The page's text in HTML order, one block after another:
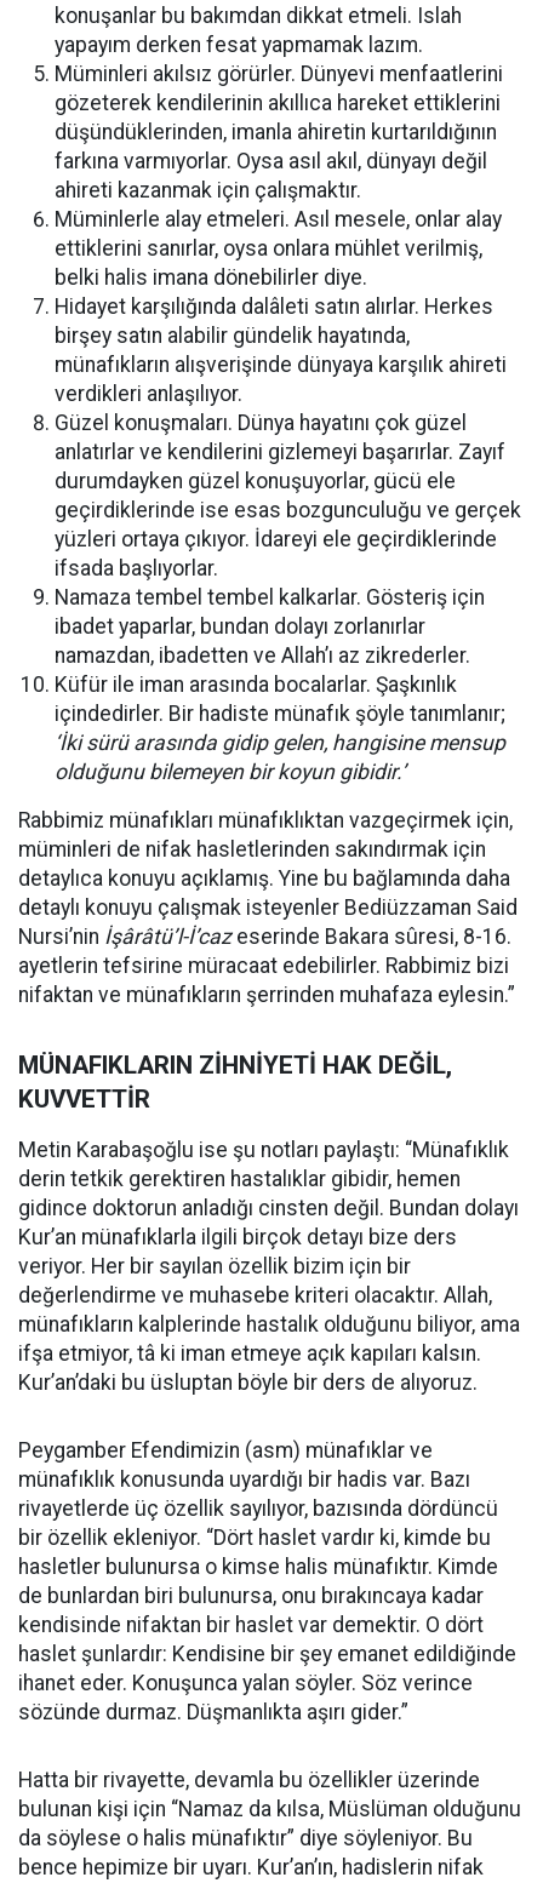
konuşanlar bu bakımdan dikkat etmeli. Islah
yapayım derken fesat yapmamak lazım.
Müminleri akılsız görürler. Dünyevi menfaatlerini
gözeterek kendilerinin akıllıca hareket ettiklerini
düşündüklerinden, imanla ahiretin kurtarıldığının
farkına varmıyorlar. Oysa asıl akıl, dünyayı değil
ahireti kazanmak için çalışmaktır.
Müminlerle alay etmeleri. Asıl mesele, onlar alay
ettiklerini sanırlar, oysa onlara mühlet verilmiş,
belki halis imana dönebilirler diye.
Hidayet karşılığında dalâleti satın alırlar. Herkes
birşey satın alabilir gündelik hayatında,
münafıkların alışverişinde dünyaya karşılık ahireti
verdikleri anlaşılıyor.
Güzel konuşmaları. Dünya hayatını çok güzel
anlatırlar ve kendilerini gizlemeyi başarırlar. Zayıf
durumdayken güzel konuşuyorlar, gücü ele
geçirdiklerinde ise esas bozgunculuğu ve gerçek
yüzleri ortaya çıkıyor. İdareyi ele geçirdiklerinde
ifsada başlıyorlar.
Namaza tembel tembel kalkarlar. Gösteriş için
ibadet yaparlar, bundan dolayı zorlanırlar
namazdan, ibadetten ve Allah’ı az zikrederler.
Küfür ile iman arasında bocalarlar. Şaşkınlık
içindedirler. Bir hadiste münafık şöyle tanımlanır;
‘İki sürü arasında gidip gelen, hangisine mensup
olduğunu bilemeyen bir koyun gibidir.’
Rabbimiz münafıkları münafıklıktan vazgeçirmek için,
müminleri de nifak hasletlerinden sakındırmak için
detaylıca konuyu açıklamış. Yine bu bağlamında daha
detaylı konuyu çalışmak isteyenler Bediüzzaman Said
Nursi’nin İşârâtü’l-İ’cazeserinde Bakara sûresi, 8-16.
ayetlerin tefsirine müracaat edebilirler. Rabbimiz bizi
nifaktan ve münafıkların şerrinden muhafaza eylesin.”
MÜNAFIKLARIN ZİHNİYETİ HAK DEĞİL,
KUVVETTİR
Metin Karabaşoğlu ise şu notları paylaştı: “Münafıklık
derin tetkik gerektiren hastalıklar gibidir, hemen
gidince doktorun anladığı cinsten değil. Bundan dolayı
Kur’an münafıklarla ilgili birçok detayı bize ders
veriyor. Her bir sayılan özellik bizim için bir
değerlendirme ve muhasebe kriteri olacaktır. Allah,
münafıkların kalplerinde hastalık olduğunu biliyor, ama
ifşa etmiyor, tâ ki iman etmeye açık kapıları kalsın.
Kur’an’daki bu üsluptan böyle bir ders de alıyoruz.
Peygamber Efendimizin (asm) münafıklar ve
münafıklık konusunda uyardığı bir hadis var. Bazı
rivayetlerde üç özellik sayılıyor, bazısında dördüncü
bir özellik ekleniyor. “Dört haslet vardır ki, kimde bu
hasletler bulunursa o kimse halis münafıktır. Kimde
de bunlardan biri bulunursa, onu bırakıncaya kadar
kendisinde nifaktan bir haslet var demektir. O dört
haslet şunlardır: Kendisine bir şey emanet edildiğinde
ihanet eder. Konuşunca yalan söyler. Söz verince
sözünde durmaz. Düşmanlıkta aşırı gider.”
Hatta bir rivayette, devamla bu özellikler üzerinde
bulunan kişi için “Namaz da kılsa, Müslüman olduğunu
da söylese o halis münafıktır” diye söyleniyor. Bu
bence hepimize bir uyarı. Kur’an’ın, hadislerin nifak